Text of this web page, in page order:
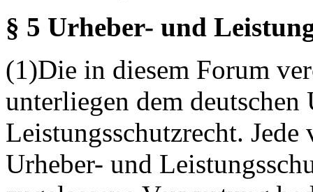
§ 5 Urheber- und
(1)Die in diesem Forum
unterliegen dem deutschen
Leistungsschutzrecht. Jede
Urheber- und